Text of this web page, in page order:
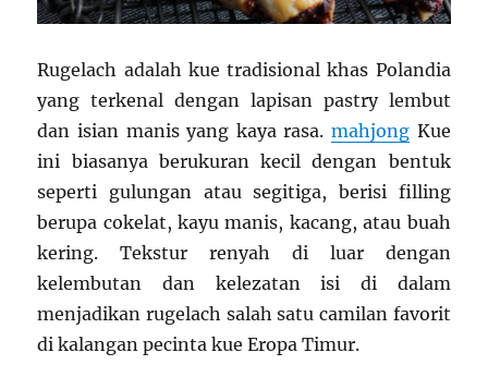
Rugelach adalah kue tradisional khas Polandia
yang terkenal dengan lapisan pastry lembut
dan isian manis yang kaya rasa. mahjongKue
ini biasanya berukuran kecil dengan bentuk
seperti gulungan atau segitiga, berisi filling
berupa cokelat, kayu manis, kacang, atau buah
kering. Tekstur renyah di luar dengan
kelembutan dan kelezatan isi di dalam
menjadikan rugelach salah satu camilan favorit
di kalangan pecinta kue Eropa Timur.